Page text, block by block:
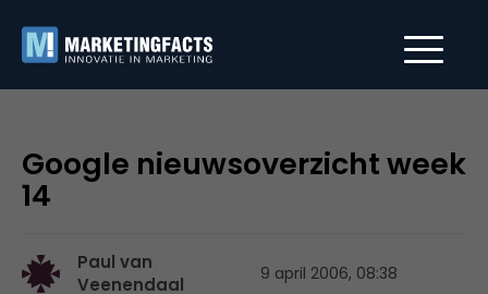
Google nieuwsoverzicht week
14
Paul van
Veenendaal
9 april 2006, 08:38